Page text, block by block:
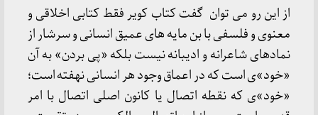
از این رو می توان گفت کتاب کویر فقط کتابی اخلاقی و
معنوی و فلسفی با بن مایه های عمیق انسانی و سرشار از
نمادهای شاعرانه و ادیبانه نیست بلکه «پی بردن» به آن
«خود»ی است که در اعماق وجود هر انسانی نهفته است؛
«خود»ی که نقطه اتصال یا کانون اصلی اتصال با امر